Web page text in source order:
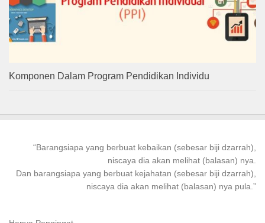
Komponen Dalam Program Pendidikan Individu
“Barangsiapa yang berbuat kebaikan (sebesar biji dzarrah),
niscaya dia akan melihat (balasan) nya.
Dan barangsiapa yang berbuat kejahatan (sebesar biji dzarrah),
niscaya dia akan melihat (balasan) nya pula.”